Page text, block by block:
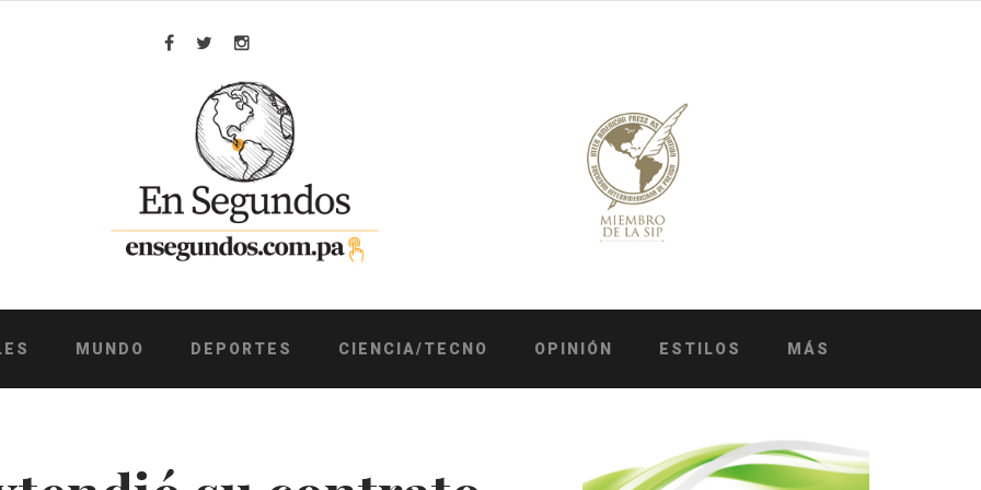
Facebook
TwitterInstagram
MUNDO DEPORTES CIENCIA/TECNO OPINIÓN ESTILOS MÁS